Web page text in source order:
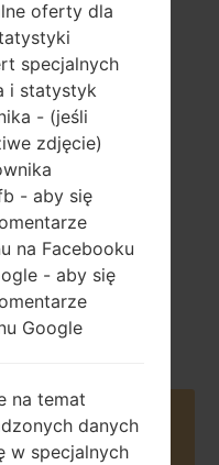
wymienny Li-Ion
3000 mAh
Czerwiec, 2014
Amazon
oferty dla
specjalnych
i statystyk
- (jeśli
zdjęcie)
- aby się
na Facebooku
- aby się
Google
na temat
danych
w specjalnych